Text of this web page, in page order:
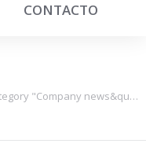
CONTACTO
"Company news&qu…